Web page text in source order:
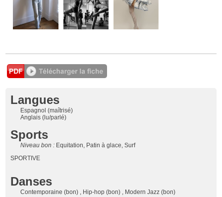
Langues
Espagnol (maîtrisé)
Anglais (lu/parlé)
Sports
Niveau bon : Equitation, Patin à glace, Surf
SPORTIVE
Danses
Contemporaine (bon) , Hip-hop (bon) , Modern Jazz (bon)